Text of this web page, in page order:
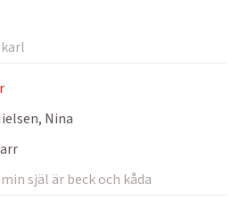
Nina
själ är beck och kåda